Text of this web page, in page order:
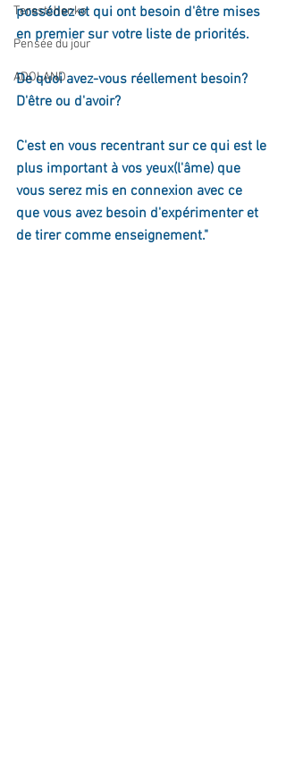
Terestchenko
Pensée du jour
ADOLAND
possédez et qui ont besoin d'être mises
en premier sur votre liste de priorités.
De quoi avez-vous réellement besoin?
D'être ou d'avoir?
C'est en vous recentrant sur ce qui est le
plus important à vos yeux(l'âme) que
vous serez mis en connexion avec ce
que vous avez besoin d'expérimenter et
de tirer comme enseignement."